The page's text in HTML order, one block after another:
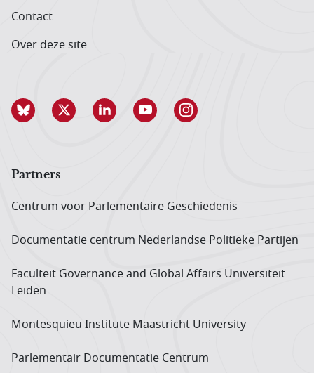
Contact
Over deze site
Partners
Centrum voor Parlementaire Geschiedenis
Documentatie centrum Neder­landse Politieke Partijen
Faculteit Governance and Global Affairs Universiteit
Leiden
Montesquieu Institute Maastricht University
Parlementair Documentatie Centrum